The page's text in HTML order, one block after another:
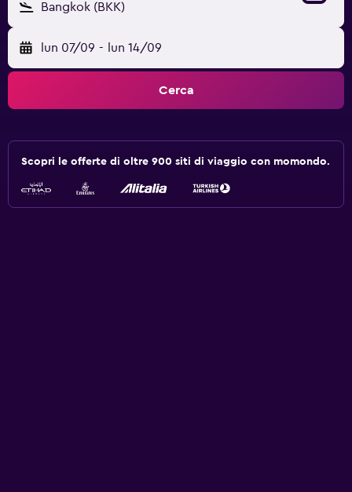
Bangkok (BKK)
lun 07/09 - lun 14/09
Cerca
Scopri le offerte di oltre 900 siti di viaggio con momondo.